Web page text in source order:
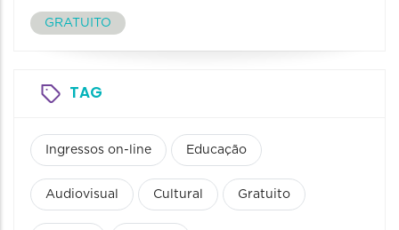
GRATUITO
TAG
Ingressos on-line Educação
Audiovisual Cultural Gratuito